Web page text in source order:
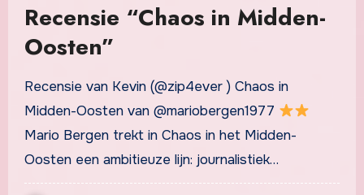
Recensie “Chaos in Midden-
Oosten”
Recensie van Kevin (@zip4ever ) Chaos in
Midden-Oosten van @mariobergen1977
Mario Bergen trekt in Chaos in het Midden-
Oosten een ambitieuze lijn: journalistiek…